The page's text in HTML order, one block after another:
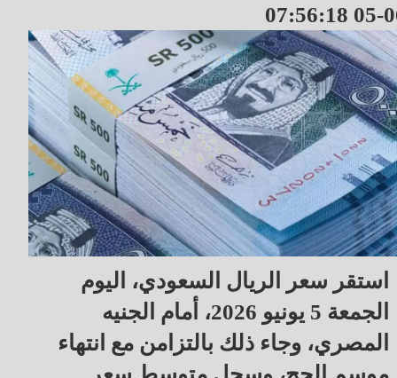
06-05
استقر سعر الريال السعودي، اليوم
الجمعة 5 يونيو 2026، أمام الجنيه
المصري، وجاء ذلك بالتزامن مع انتهاء